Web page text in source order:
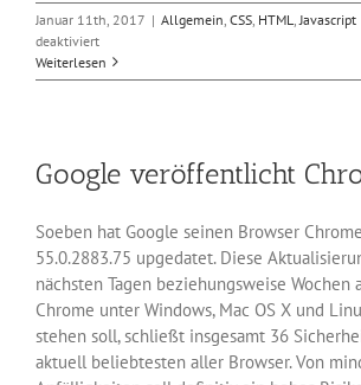
Januar 11th, 2017 | Allgemein CSS HTML Javascript
deaktiviertfür
Das
Ende
Weiterlesen
Google veröffentlicht
Soeben hat Google seinen Browser
55.0.2883.75 upgedatet. Diese
nächsten Tagen beziehungsweise
Chrome unter Windows, Mac OS X und
stehen soll, schließt insgesamt 36
aktuell beliebtesten aller Browser. Von